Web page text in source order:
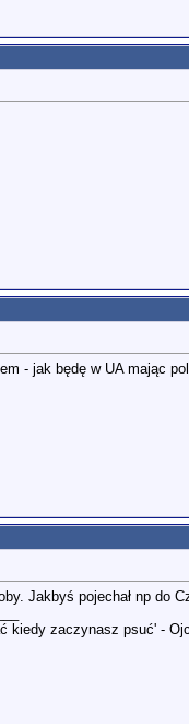
- jak będę w UA mając
Jakbyś pojechał np do
kiedy zaczynasz psuć' -